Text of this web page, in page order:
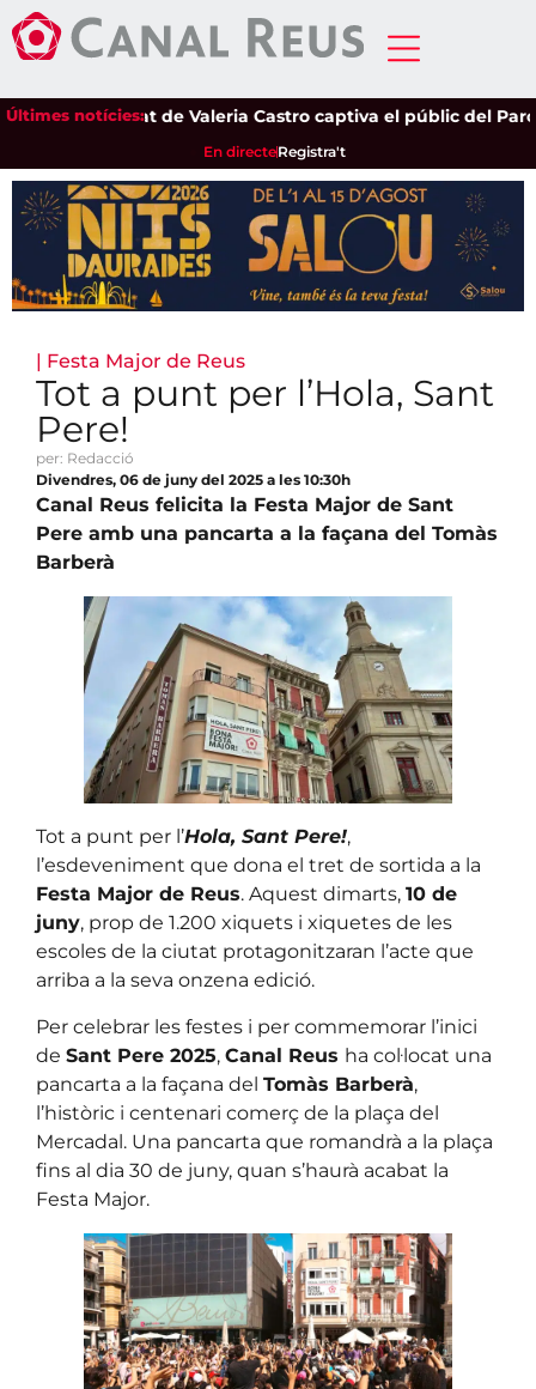
Últimes notícies:
La sensibilitat de Valeria Castro captiva el públic del Parc
En directeRegistra't
| Festa Major de Reus
Tot a punt per l’Hola, Sant
Pere!
per: Redacció
Divendres, 06 de juny del 2025 a les 10:30h
Canal Reus felicita la Festa Major de Sant
Pere amb una pancarta a la façana del Tomàs
Barberà
Tot a punt per l’Hola, Sant Pere!,
l’esdeveniment que dona el tret de sortida a la
Festa Major de Reus. Aquest dimarts, 10 de
juny, prop de 1.200 xiquets i xiquetes de les
escoles de la ciutat protagonitzaran l’acte que
arriba a la seva onzena edició.
Per celebrar les festes i per commemorar l’inici
de Sant Pere 2025, Canal Reus ha col·locat una
pancarta a la façana del Tomàs Barberà,
l’històric i centenari comerç de la plaça del
Mercadal. Una pancarta que romandrà a la plaça
fins al dia 30 de juny, quan s’haurà acabat la
Festa Major.